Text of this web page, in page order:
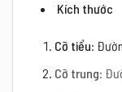
Kích thước
Cỡ tiểu:
Cỡ trung: